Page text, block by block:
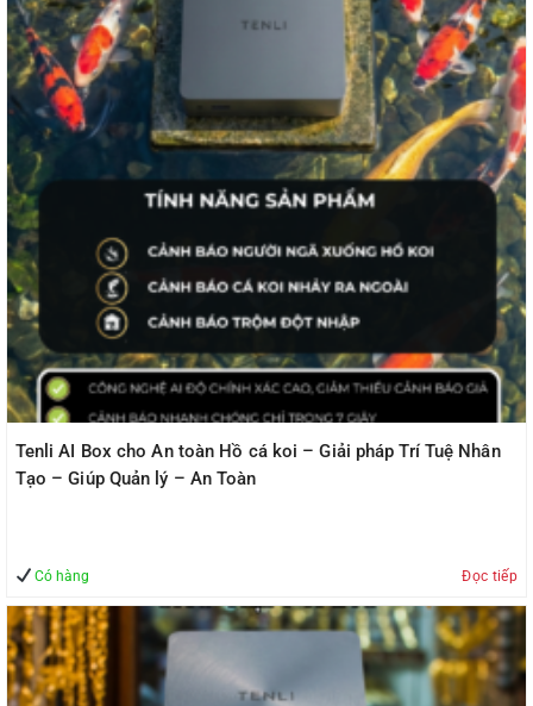
Tenli AI Box cho An toàn Hồ cá koi – Giải pháp Trí Tuệ Nhân
Tạo – Giúp Quản lý – An Toàn
Có hàng Đọc tiếp